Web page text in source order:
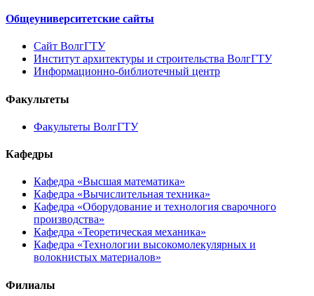
Общеуниверситетские сайты
Сайт ВолгГТУ
Институт архитектуры и строительства ВолгГТУ
Информационно-библиотечный центр
Факультеты
Факультеты ВолгГТУ
Кафедры
Кафедра «Высшая математика»
Кафедра «Вычислительная техника»
Кафедра «Оборудование и технология сварочного
производства»
Кафедра «Теоретическая механика»
Кафедра «Технологии высокомолекулярных и
волокнистых материалов»
Филиалы